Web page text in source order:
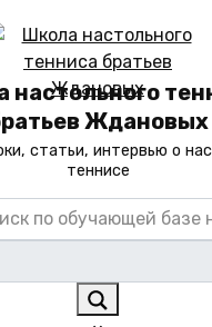
настольного
Ждановых
статьи, интервью о
теннисе